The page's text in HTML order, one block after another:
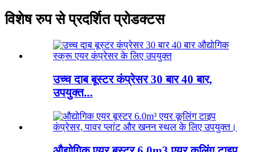
विशेष रुप से प्रदर्शित प्रोडक्टस
उच्च दाब बूस्टर कंप्रेसर 30 बार 40 बार,
उपयुक्त...